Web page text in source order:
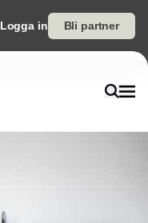
Logga in Bli partner